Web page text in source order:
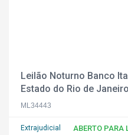
Leilão Noturno Banco
Estado do Rio de
Parcelamento!
ML34443
Extrajudicial
ABERTO PARA